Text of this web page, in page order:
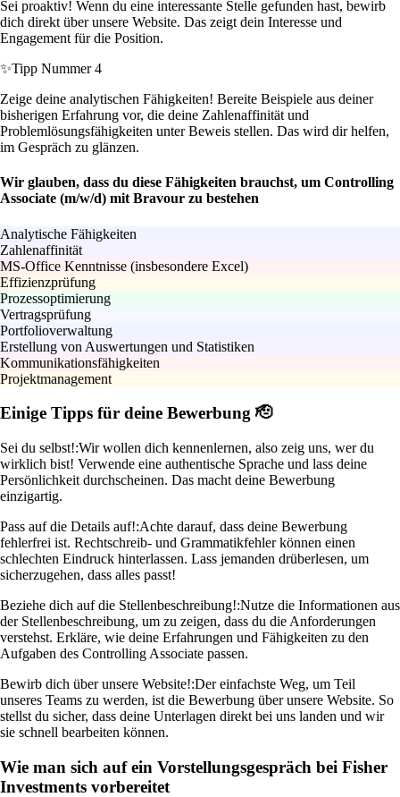
Sei proaktiv! Wenn du eine interessante Stelle gefunden hast, bewirb
dich direkt über unsere Website. Das zeigt dein Interesse und
Engagement für die Position.
✨Tipp Nummer 4
Zeige deine analytischen Fähigkeiten! Bereite Beispiele aus deiner
bisherigen Erfahrung vor, die deine Zahlenaffinität und
Problemlösungsfähigkeiten unter Beweis stellen. Das wird dir helfen,
im Gespräch zu glänzen.
Wir glauben, dass du diese Fähigkeiten brauchst, um Controlling
Associate (m/w/d) mit Bravour zu bestehen
Analytische Fähigkeiten
Zahlenaffinität
MS-Office Kenntnisse (insbesondere Excel)
Effizienzprüfung
Prozessoptimierung
Vertragsprüfung
Portfolioverwaltung
Erstellung von Auswertungen und Statistiken
Kommunikationsfähigkeiten
Projektmanagement
Einige Tipps für deine Bewerbung 🫡
Sei du selbst!:Wir wollen dich kennenlernen, also zeig uns, wer du
wirklich bist! Verwende eine authentische Sprache und lass deine
Persönlichkeit durchscheinen. Das macht deine Bewerbung
einzigartig.
Pass auf die Details auf!:Achte darauf, dass deine Bewerbung
fehlerfrei ist. Rechtschreib- und Grammatikfehler können einen
schlechten Eindruck hinterlassen. Lass jemanden drüberlesen, um
sicherzugehen, dass alles passt!
Beziehe dich auf die Stellenbeschreibung!:Nutze die Informationen aus
der Stellenbeschreibung, um zu zeigen, dass du die Anforderungen
verstehst. Erkläre, wie deine Erfahrungen und Fähigkeiten zu den
Aufgaben des Controlling Associate passen.
Bewirb dich über unsere Website!:Der einfachste Weg, um Teil
unseres Teams zu werden, ist die Bewerbung über unsere Website. So
stellst du sicher, dass deine Unterlagen direkt bei uns landen und wir
sie schnell bearbeiten können.
Wie man sich auf ein Vorstellungsgespräch bei Fisher
Investments vorbereitet